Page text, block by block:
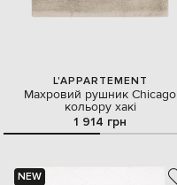
L'APPARTEMENT
Махровий рушник Chicago
кольору хакі
1 914 грн
NEW